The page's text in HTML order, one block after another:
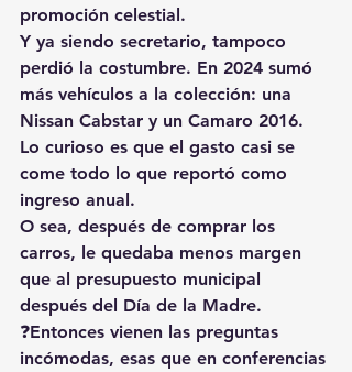
promoción celestial.
Y ya siendo secretario, tampoco
perdió la costumbre. En 2024 sumó
más vehículos a la colección: una
Nissan Cabstar y un Camaro 2016.
Lo curioso es que el gasto casi se
come todo lo que reportó como
ingreso anual.
O sea, después de comprar los
carros, le quedaba menos margen
que al presupuesto municipal
después del Día de la Madre.
❓Entonces vienen las preguntas
incómodas, esas que en conferencias